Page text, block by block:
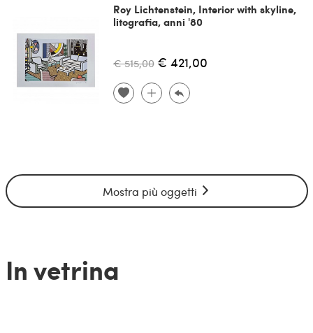
Roy Lichtenstein, Interior with skyline,
litografia, anni '80
€ 515,00 € 421,00
Mostra più oggetti
In vetrina